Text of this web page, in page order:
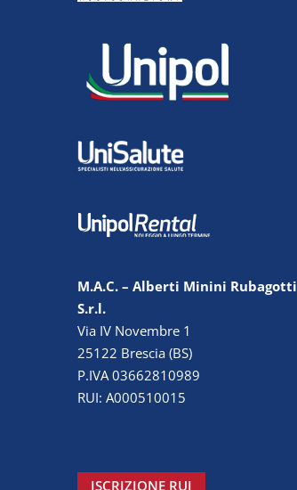
M.A.C. – Alberti Minini Rubagotti
S.r.l.
Via IV Novembre 1
25122 Brescia (BS)
P.IVA 03662810989
RUI: A000510015
ISCRIZIONE RUI